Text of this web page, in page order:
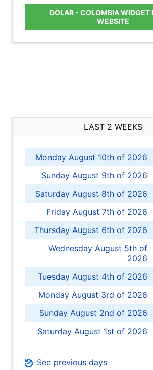
DOLAR - COLOMBIA WIDGET
WEBSITE
LAST 2 WEEKS
Monday August 10th of 2026
Sunday August 9th of 2026
Saturday August 8th of 2026
Friday August 7th of 2026
Thursday August 6th of 2026
Wednesday August 5th of
2026
Tuesday August 4th of 2026
Monday August 3rd of 2026
Sunday August 2nd of 2026
Saturday August 1st of 2026
See previous days